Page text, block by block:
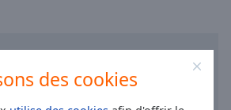
des cookies